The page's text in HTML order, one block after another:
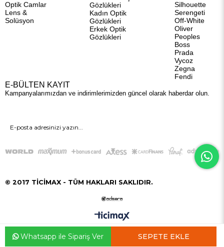
Optik Camlar
Lens &
Solüsyon
Gözlükleri
Kadın Optik
Gözlükleri
Erkek Optik
Gözlükleri
Silhouette
Serengeti
Off-White
Oliver
Peoples
Boss
Prada
Vycoz
Zegna
Fendi
E-BÜLTEN KAYIT
Kampanyalarımızdan ve indirimlerimizden güncel olarak haberdar olun.
GÖNDER
© 2017 TİCİMAX - TÜM HAKLARI SAKLIDIR.
Favorilerim
Whatsapp ile Sipariş Ver